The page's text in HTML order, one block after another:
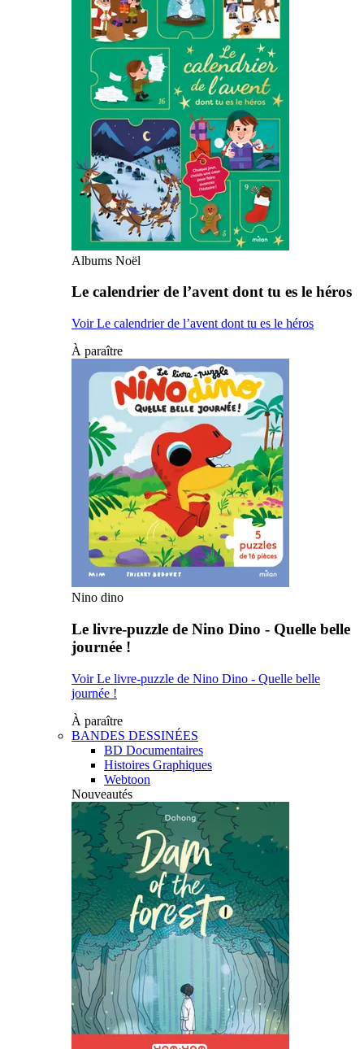
Albums Noël
Le calendrier de l’avent dont tu es le héros
Voir Le calendrier de l’avent dont tu es le héros
À paraître
Nino dino
Le livre-puzzle de Nino Dino - Quelle belle
journée !
Voir Le livre-puzzle de Nino Dino - Quelle belle
journée !
À paraître
BANDES DESSINÉES
BD Documentaires
Histoires Graphiques
Webtoon
Nouveautés